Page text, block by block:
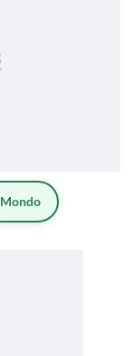
Mondo